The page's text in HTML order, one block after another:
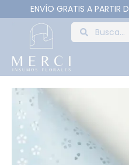
ENVÍO GRATIS A PARTIR